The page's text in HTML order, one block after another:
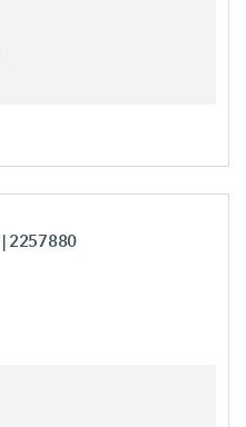
| 2257880